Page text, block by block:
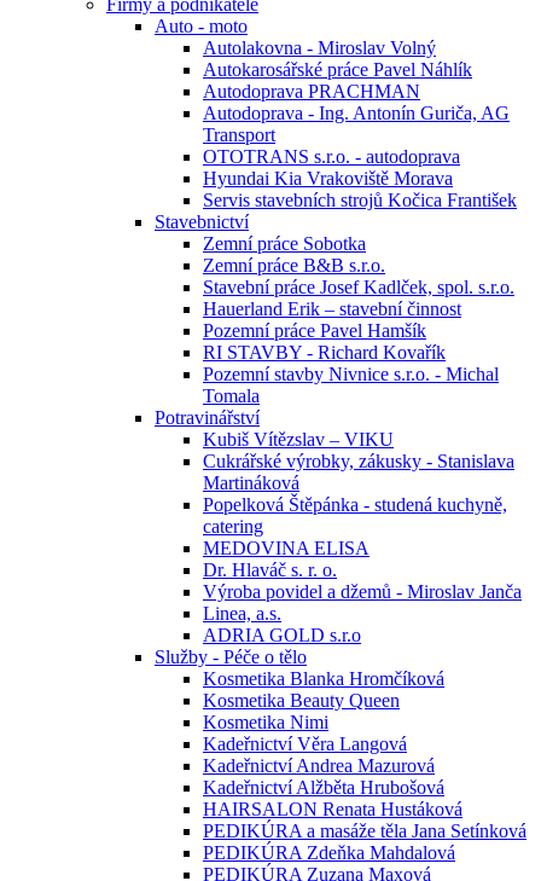
Firmy a podnikatelé
Auto - moto
Autolakovna - Miroslav Volný
Autokarosářské práce Pavel Náhlík
Autodoprava PRACHMAN
Autodoprava - Ing. Antonín Guriča, AG
Transport
OTOTRANS s.r.o. - autodoprava
Hyundai Kia Vrakoviště Morava
Servis stavebních strojů Kočica František
Stavebnictví
Zemní práce Sobotka
Zemní práce B&B s.r.o.
Stavební práce Josef Kadlček, spol. s.r.o.
Hauerland Erik – stavební činnost
Pozemní práce Pavel Hamšík
RI STAVBY - Richard Kovařík
Pozemní stavby Nivnice s.r.o. - Michal
Tomala
Potravinářství
Kubiš Vítězslav – VIKU
Cukrářské výrobky, zákusky - Stanislava
Martináková
Popelková Štěpánka - studená kuchyně,
catering
MEDOVINA ELISA
Dr. Hlaváč s. r. o.
Výroba povidel a džemů - Miroslav Janča
Linea, a.s.
ADRIA GOLD s.r.o
Služby - Péče o tělo
Kosmetika Blanka Hromčíková
Kosmetika Beauty Queen
Kosmetika Nimi
Kadeřnictví Věra Langová
Kadeřnictví Andrea Mazurová
Kadeřnictví Alžběta Hrubošová
HAIRSALON Renata Hustáková
PEDIKÚRA a masáže těla Jana Setínková
PEDIKÚRA Zdeňka Mahdalová
PEDIKÚRA Zuzana Maxová